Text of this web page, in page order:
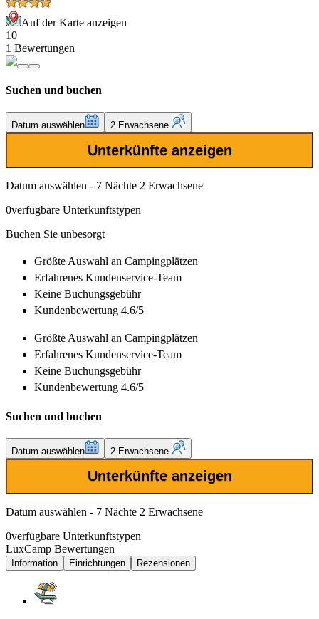
Auf der Karte anzeigen
10
1 Bewertungen
Suchen und buchen
Datum auswählen 2 Erwachsene
Unterkünfte anzeigen
Datum auswählen - 7 Nächte 2 Erwachsene
0verfügbare Unterkunftstypen
Buchen Sie unbesorgt
Größte Auswahl an Campingplätzen
Erfahrenes Kundenservice-Team
Keine Buchungsgebühr
Kundenbewertung 4.6/5
Größte Auswahl an Campingplätzen
Erfahrenes Kundenservice-Team
Keine Buchungsgebühr
Kundenbewertung 4.6/5
Suchen und buchen
Datum auswählen 2 Erwachsene
Unterkünfte anzeigen
Datum auswählen - 7 Nächte 2 Erwachsene
0verfügbare Unterkunftstypen
LuxCamp Bewertungen
Information Einrichtungen Rezensionen